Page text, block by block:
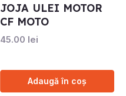
JOJA ULEI MOTOR
CF MOTO
45.00 lei
Adaugă în coș